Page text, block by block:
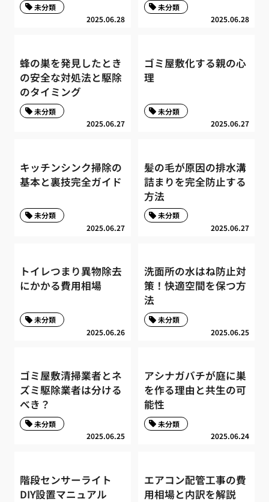
2025.06.28
未分類
2025.06.28
未分類
蜂の巣を発見したとき
の安全な対処法と駆除
のタイミング
2025.06.27
未分類
ゴミ屋敷化する親の心
理
2025.06.27
未分類
キッチンシンク掃除の
基本と裏技完全ガイド
2025.06.27
未分類
髪の毛が原因の排水溝
詰まりを完全防止する
方法
2025.06.27
未分類
トイレつまり異物除去
にかかる費用相場
2025.06.26
未分類
洗面所の水はね防止対
策！快適空間を保つ方
法
2025.06.25
未分類
ゴミ屋敷清掃業者とネ
ズミ駆除業者は分ける
べき？
2025.06.25
未分類
アシナガバチが庭に巣
を作る理由と共生の可
能性
2025.06.24
未分類
階段センサーライト
DIY設置マニュアル
エアコン配管工事の費
用相場と内訳を解説